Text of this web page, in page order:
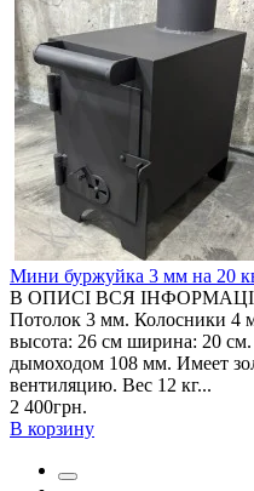
Мини буржуйка 3 мм на 20
В ОПИСІ ВСЯ
Потолок 3 мм. Колосники 4
высота: 26 см ширина: 20
дымоходом 108 мм. Имеет
вентиляцию. Вес 12 кг...
2 400грн.
В корзину